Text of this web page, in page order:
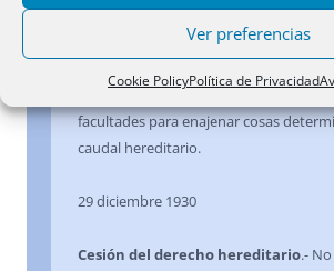
Ver preferencias
Cookie PolicyPolítica de Privacidad
instrumento particional y el que
cual, si se realiza antes de formalizarse
comprende la cesión, puesto que el
facultades para enajenar cosas
caudal hereditario.
29 diciembre 1930
Cesión del derecho hereditario.-